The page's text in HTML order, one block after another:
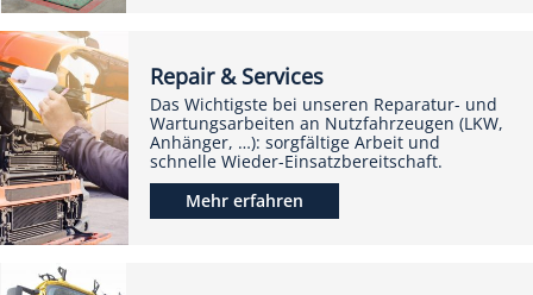
Repair & Services
Das Wichtigste bei unseren Reparatur- und
Wartungsarbeiten an Nutzfahrzeugen (LKW,
Anhänger, …): sorgfältige Arbeit und
schnelle Wieder-Einsatzbereitschaft.
Mehr erfahren